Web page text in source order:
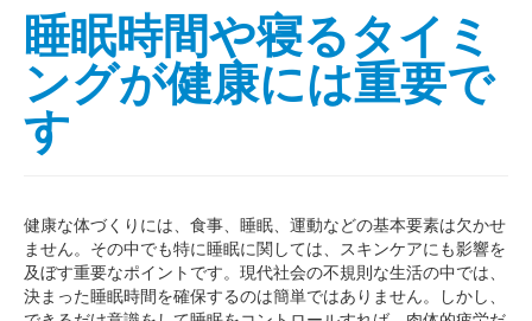
睡眠時間や寝るタイミ
ングが健康には重要で
す
健康な体づくりには、食事、睡眠、運動などの基本要素は欠かせ
ません。その中でも特に睡眠に関しては、スキンケアにも影響を
及ぼす重要なポイントです。現代社会の不規則な生活の中では、
決まった睡眠時間を確保するのは簡単ではありません。しかし、